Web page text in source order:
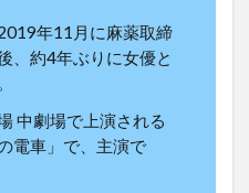
年11月に麻薬取締
、約4年ぶりに女優と
中劇場で上演される
電車」で、主演で